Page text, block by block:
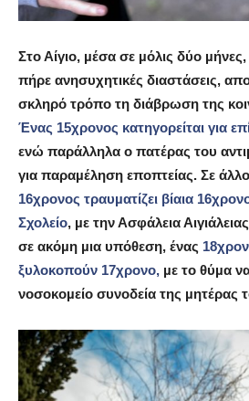
Στο Αίγιο, µέσα σε µόλις δύο
πήρε ανησυχητικές διαστάσεις,
σκληρό τρόπο τη διάβρωση της
Ένας 15χρονος κατηγορείται για
ενώ παράλληλα ο πατέρας του
για παραµέληση εποπτείας. Σε
16χρονος τραυµατίζει βίαια
Σχολείο, µε την Ασφάλεια
σε ακόµη µια υπόθεση, ένας
ξυλοκοπούν 17χρονο, µε το θύµα
νοσοκοµείο συνοδεία της µητέρας